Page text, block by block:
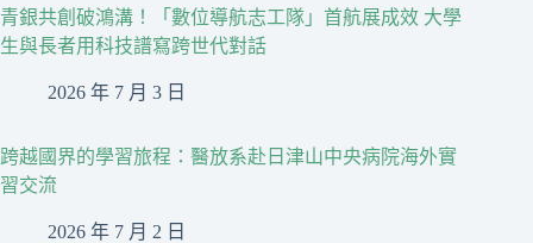
青銀共創破鴻溝！「數位導航志工隊」首航展成效 大學
生與長者用科技譜寫跨世代對話
2026 年 7 月 3 日
跨越國界的學習旅程：醫放系赴日津山中央病院海外實
習交流
2026 年 7 月 2 日